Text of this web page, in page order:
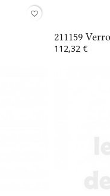
favorite_border
211159
112,32 €